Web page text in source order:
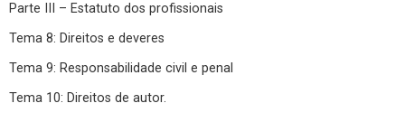
Parte III – Estatuto dos profissionais
Tema 8: Direitos e deveres
Tema 9: Responsabilidade civil e penal
Tema 10: Direitos de autor.